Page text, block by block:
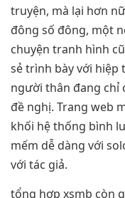
truyện, mà lại hơn
đông số đông, một
chuyện tranh hình
sẻ trình bày với hiệp
người thân đang chỉ
đề nghị. Trang web
khối hệ thống bình
mếm dễ dàng với
với tác giả.
tổng hợp xsmb còn